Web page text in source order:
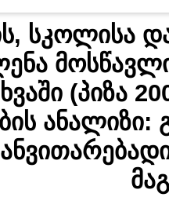
სკოლისა
(პიზა
ანალიზი: